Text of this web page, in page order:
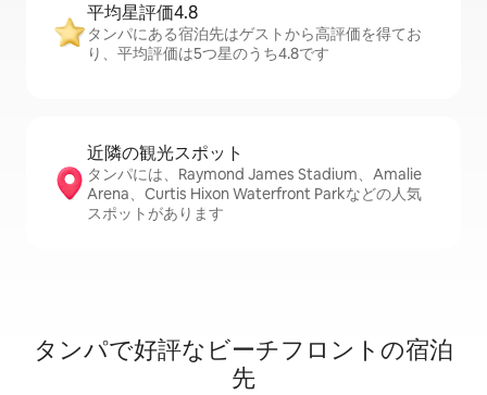
平均星評価4.8
タンパにある宿泊先はゲストから高評価を得てお
り、平均評価は5つ星のうち4.8です
近隣の観光ス⁠ポ⁠ッ⁠ト
タンパには、Raymond James Stadium、Amalie
Arena、Curtis Hixon Waterfront Parkなどの人気
スポットがあります
タンパで好評なビーチフロントの宿泊
先